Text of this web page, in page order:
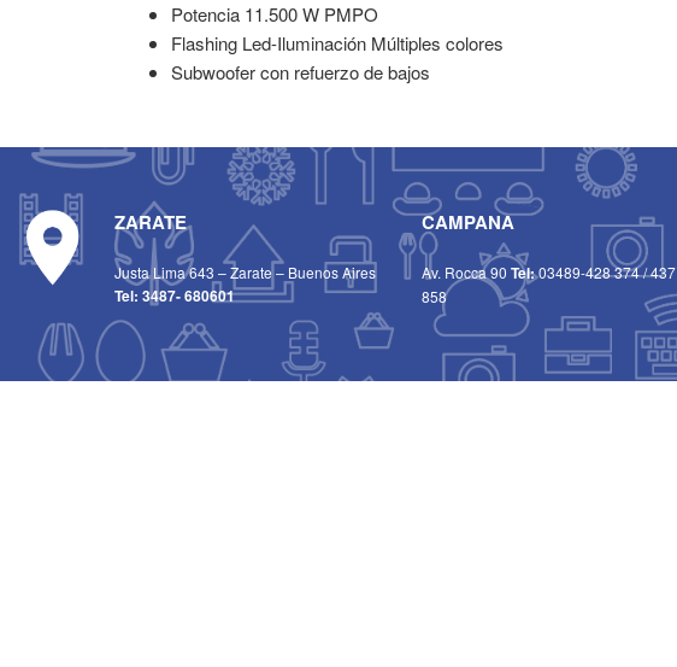
Potencia 11.500 W PMPO
Flashing Led-Iluminación Múltiples colores
Subwoofer con refuerzo de bajos
ZARATE
Justa Lima 643 – Zarate – Buenos Aires
Tel: 3487- 680601
CAMPANA
Av. Rocca 90Tel:03489-428 374/437
858